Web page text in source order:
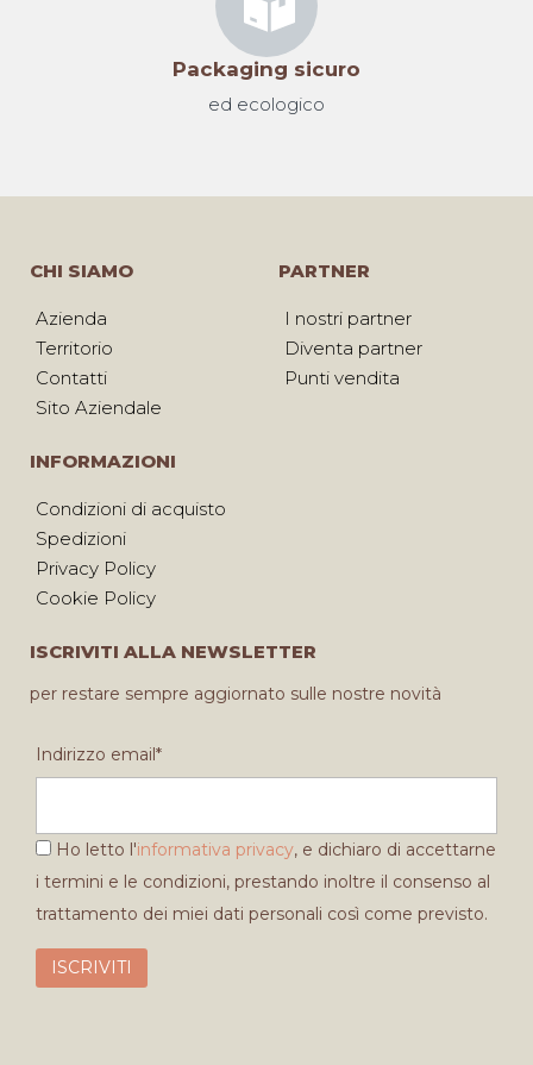
Packaging sicuro
ed ecologico
CHI SIAMO
Azienda
Territorio
Contatti
Sito Aziendale
PARTNER
I nostri partner
Diventa partner
Punti vendita
INFORMAZIONI
Condizioni di acquisto
Spedizioni
Privacy Policy
Cookie Policy
ISCRIVITI ALLA NEWSLETTER
per restare sempre aggiornato sulle nostre novità
Indirizzo email*
Ho letto l'informativa privacy, e dichiaro di accettarne
i termini e le condizioni, prestando inoltre il consenso al
trattamento dei miei dati personali così come previsto.